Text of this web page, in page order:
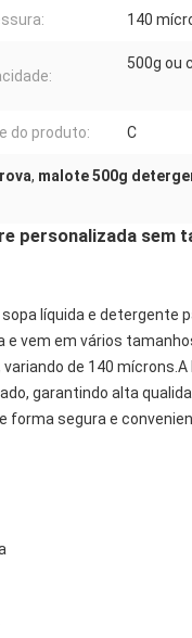
140
500g ou
do produto: C
, malote 500g
personalizada sem
líquida e detergente
vem em vários
de 140
garantindo alta
forma segura e